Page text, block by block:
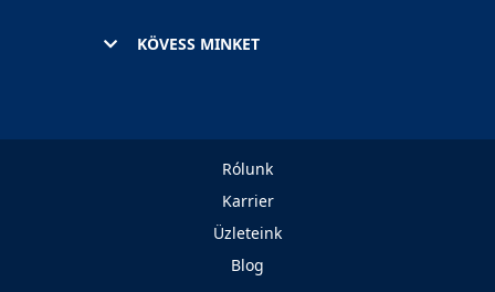
KÖVESS MINKET
Rólunk
Karrier
Üzleteink
Blog